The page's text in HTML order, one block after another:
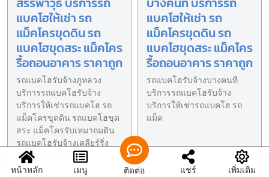
แบคโฮให้เช่า รถ
แม็คโครขุดดิน รถ
แบคโฮขุดสระ แม็คโคร
รื้อถอนอาคาร ราคาถูก
รถแบคโฮรับจ้างภูหลวง
บริการรถแบคโฮรับจ้าง
บริการให้เช่ารถแบคโฮ รถ
แม็คโครขุดดิน รถแบคโฮขุด
สระ แม็คโครรับเหมาถมดิน
รถแบคโฮรับจ้างเคลียร์ริ่ง
พื้นที่ ขุดฟุตติ้ง
แบคโฮให้เช่า รถ
แม็คโครขุดดิน รถ
แบคโฮขุดสระ แม็คโคร
รื้อถอนอาคาร ราคาถูก
รถแบคโฮรับจ้างบางคนที
บริการรถแบคโฮรับจ้าง
บริการให้เช่ารถแบคโฮ รถ
แม็ค
หน้าหลัก เมนู ติดต่อ แชร์ เพิ่มเติม